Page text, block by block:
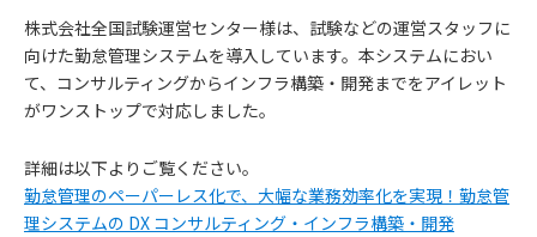
株式会社全国試験運営センター様は、試験などの運営スタッフに
向けた勤怠管理システムを導入しています。本システムにおい
て、コンサルティングからインフラ構築・開発までをアイレット
がワンストップで対応しました。
詳細は以下よりご覧ください。
勤怠管理のペーパーレス化で、大幅な業務効率化を実現！勤怠管
理システムの DX コンサルティング・インフラ構築・開発
知